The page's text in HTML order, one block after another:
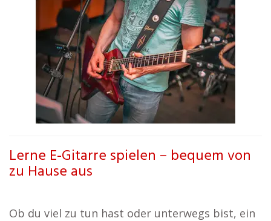
Lerne E-Gitarre spielen – bequem von
zu Hause aus
Ob du viel zu tun hast oder unterwegs bist, ein